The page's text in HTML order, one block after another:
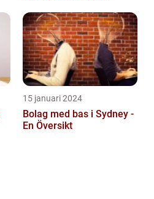
15 januari 2024
Bolag med bas i Sydney -
En Översikt